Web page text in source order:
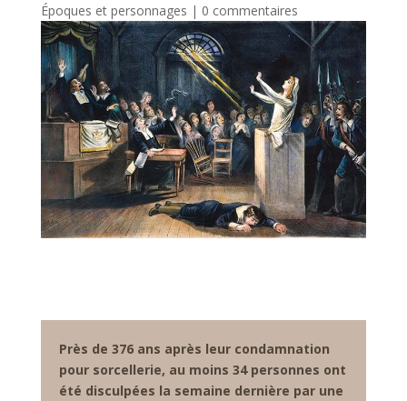
Époques et personnages | 0 commentaires
Près de 376 ans après leur condamnation
pour sorcellerie, au moins 34 personnes ont
été disculpées la semaine dernière par une